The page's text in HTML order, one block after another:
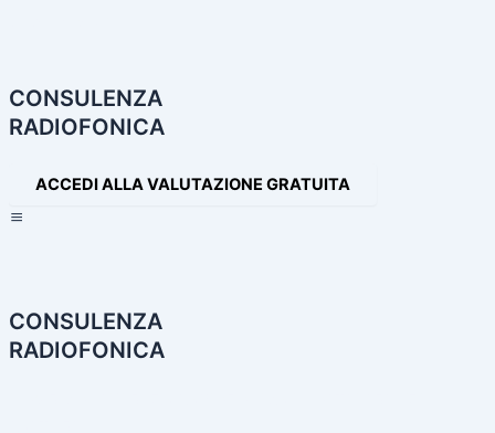
CONSULENZA
RADIOFONICA
ACCEDI ALLA VALUTAZIONE GRATUITA
CONSULENZA
RADIOFONICA